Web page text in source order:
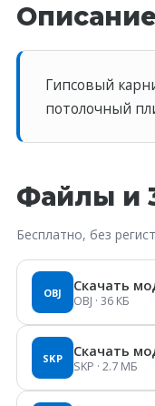
Описание
Гипсовый
потолочный
Файлы и
Бесплатно, без
OBJ Скачать
OBJ · 36 КБ
SKP Скачать
SKP · 2.7 МБ